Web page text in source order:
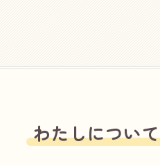
わたしについて